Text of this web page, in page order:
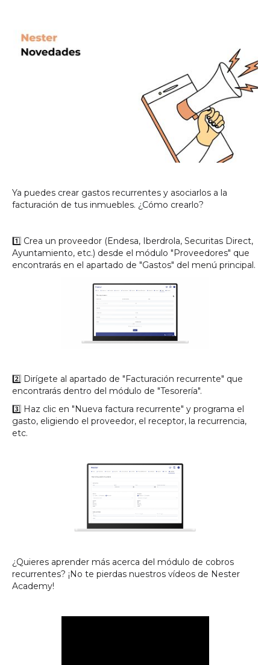
Ya puedes crear gastos recurrentes y asociarlos a la
facturación de tus inmuebles. ¿Cómo crearlo?
1️⃣ Crea un proveedor (Endesa, Iberdrola, Securitas Direct,
Ayuntamiento, etc.) desde el módulo "Proveedores" que
encontrarás en el apartado de "Gastos" del menú principal.
2️⃣ Dirígete al apartado de "Facturación recurrente" que
encontrarás dentro del módulo de "Tesorería".
3️⃣ Haz clic en "Nueva factura recurrente" y programa el
gasto, eligiendo el proveedor, el receptor, la recurrencia,
etc.
‍¿Quieres aprender más acerca del módulo de cobros
recurrentes? ¡No te pierdas nuestros vídeos de Nester
Academy!